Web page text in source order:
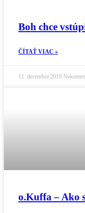
Boh chce
ČÍTAŤ VIAC »
11. decembra 2019
o.Kuffa – Ako